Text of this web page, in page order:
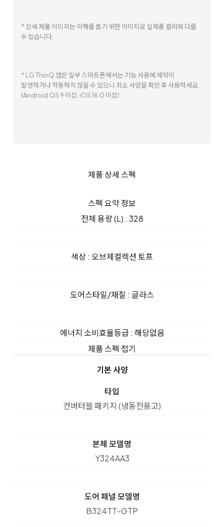
* 상세 제품 이미지는 이해를 돕기 위한 이미지로 실제품 컬러와 다를
수 있습니다.
* LG ThinQ 앱은 일부 스마트폰에서는 기능 사용에 제약이
발생하거나 작동하지 않을 수 있으니 최소 사양을 확인 후 사용하세요.
(Android OS 9 이상, iOS 16.0 이상)
제품 상세 스펙
스펙 요약 정보
전체 용량 (L) : 328
색상 : 오브제컬렉션 토프
도어스타일/재질 : 글라스
에너지 소비효율등급 : 해당없음
제품 스펙 접기
기본 사양
타입
컨버터블 패키지 (냉동전용고)
본체 모델명
Y324AA3
도어 패널 모델명
B324TT-GTP